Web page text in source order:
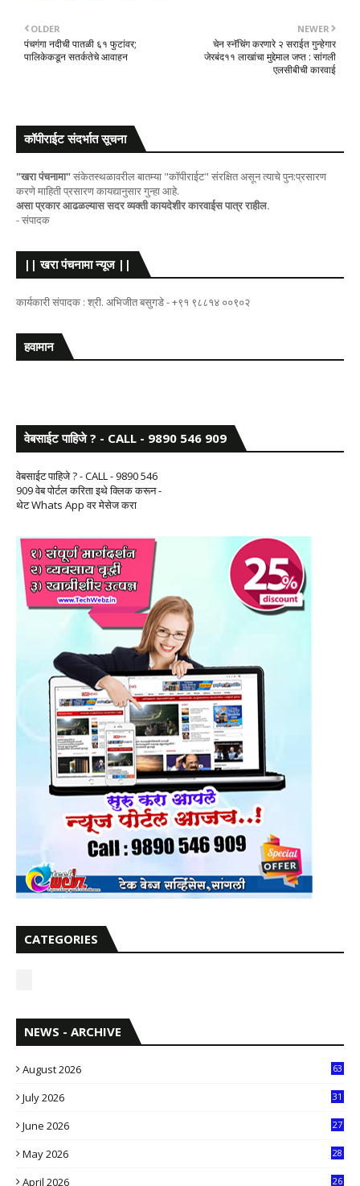
NEWER
चेन स्नॅचिंग करणारे २ सराईत गुन्हेगार
जेरबंद११ लाखांचा मुद्देमाल जप्त : सांगली
एलसीबीची कारवाई
OLDER
पंचगंगा नदीची पातळी ६१ फुटांवर;
पालिकेकडून सतर्कतेचे आवाहन
कॉपीराईट संदर्भात सूचना
"खरा पंचनामा"संकेतस्थळावरील बातम्या "कॉपीराईट" संरक्षित असून त्याचे पुन:प्रसारण
करणे माहिती प्रसारण कायद्यानुसार गुन्हा आहे.
असा प्रकार आढळल्यास सदर व्यक्ती कायदेशीर कारवाईस पात्र राहील.
- संपादक
|| खरा पंचनामा न्यूज ||
कार्यकारी संपादक : श्री. अभिजीत बसुगडे - +९१ ९८८१४ ००९०२
हवामान
वेबसाईट पाहिजे ? - CALL - 9890 546 909
वेबसाईट पाहिजे ? - CALL - 9890 546
909 वेब पोर्टल करिता इथे क्लिक करून -
थेट Whats App वर मेसेज करा
CATEGORIES
NEWS - ARCHIVE
August 2026 63
July 2026
31
June 2026
27
May 2026
28
April 2026 26